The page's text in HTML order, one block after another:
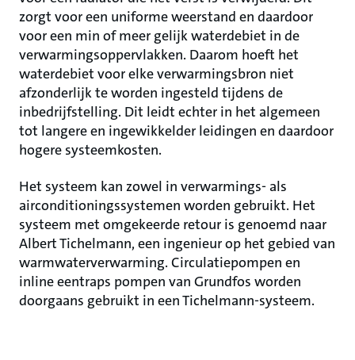
zorgt voor een uniforme weerstand en daardoor
voor een min of meer gelijk waterdebiet in de
verwarmingsoppervlakken. Daarom hoeft het
waterdebiet voor elke verwarmingsbron niet
afzonderlijk te worden ingesteld tijdens de
inbedrijfstelling. Dit leidt echter in het algemeen
tot langere en ingewikkelder leidingen en daardoor
hogere systeemkosten.
Het systeem kan zowel in verwarmings- als
airconditioningssystemen worden gebruikt. Het
systeem met omgekeerde retour is genoemd naar
Albert Tichelmann, een ingenieur op het gebied van
warmwaterverwarming. Circulatiepompen en
inline eentraps pompen van Grundfos worden
doorgaans gebruikt in een Tichelmann-systeem.